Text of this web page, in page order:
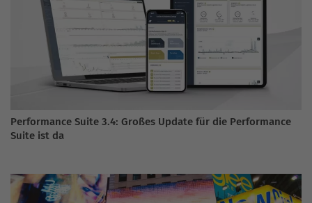
Performance Suite 3.4: Großes Update für die Performance
Suite ist da